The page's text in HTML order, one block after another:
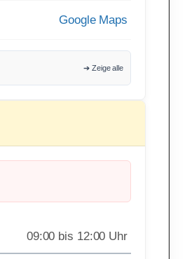
Google Maps
➔ Zeige alle
09:00 bis 12:00 Uhr